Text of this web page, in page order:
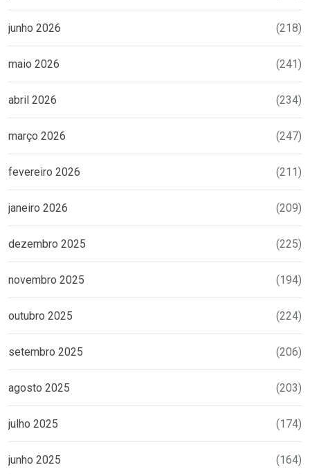
junho 2026 (218)
maio 2026 (241)
abril 2026 (234)
março 2026 (247)
fevereiro 2026 (211)
janeiro 2026 (209)
dezembro 2025 (225)
novembro 2025 (194)
outubro 2025 (224)
setembro 2025 (206)
agosto 2025 (203)
julho 2025 (174)
junho 2025 (164)